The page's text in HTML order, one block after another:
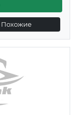
Похожие